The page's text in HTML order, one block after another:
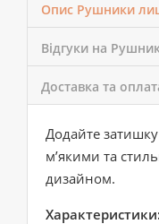
Опис Рушники
Відгуки на
Доставка та
Додайте
м’якими та
дизайном.
Характеристики: